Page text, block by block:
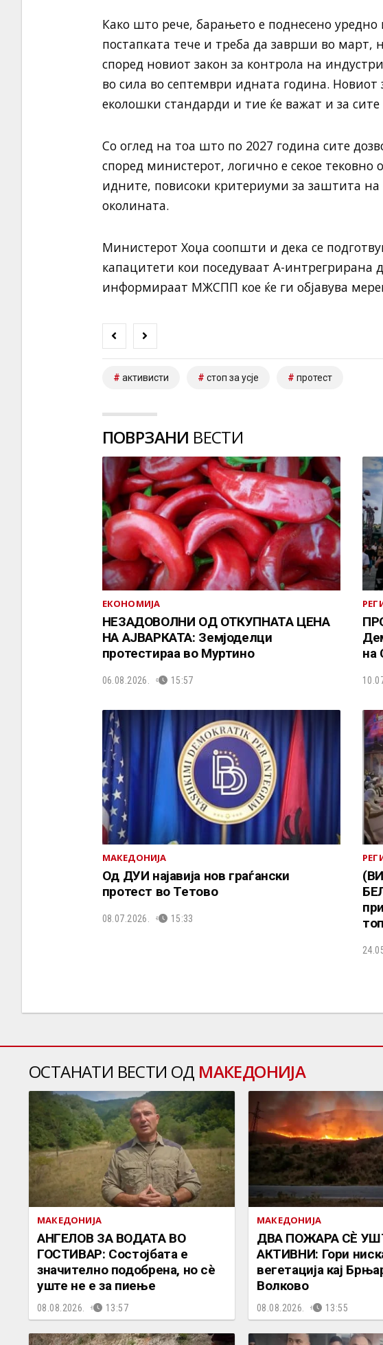
Како што рече, барањето е поднесено уредно
постапката тече и треба да заврши во март,
според новиот закон за контрола на
во сила во септември идната година. Новиот
еколошки стандарди и тие ќе важат и за
Со оглед на тоа што по 2027 година сите
според министерот, логично е секое
идните, повисоки критериуми за заштита
околината.
Министерот Хоџа соопшти и дека се
капацитети кои поседуваат А-интрегрирана
информираат МЖСПП кое ќе ги објавува
активисти стоп за усје протест
ПОВРЗАНИ ВЕСТИ
ЕКОНОМИЈА
НЕЗАДОВОЛНИ ОД ОТКУПНАТА ЦЕНА
НА АЈВАРКАТА: Земјоделци
протестираа во Муртино
06.08.2026. 15:57
на
МАКЕДОНИЈА
Од ДУИ најавија нов граѓански
протест во Тетово
08.07.2026. 15:33
ОСТАНАТИ ВЕСТИ ОД МАКЕДОНИЈА
МАКЕДОНИЈА
АНГЕЛОВ ЗА ВОДАТА ВО
ГОСТИВАР: Состојбата е
значително подобрена, но сè
уште не е за пиење
08.08.2026. 13:57
МАКЕДОНИЈА
ДВА ПОЖАРА СÈ
АКТИВНИ: Гори
вегетација кај
Волково
08.08.2026. 13:55